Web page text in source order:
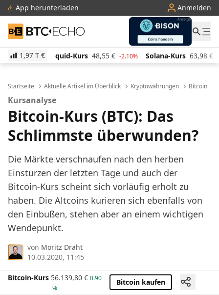
App herunterladen Anmelden
BTC-ECHO
1,97 T €
48,55 € -2.10% Solana-Kurs 63,98 € -0.20% TRON-Kurs
Startseite Aktuelle Artikel im Überblick Kryptowährungen Bitcoin
Kursanalyse
Bitcoin-Kurs (BTC): Das
Schlimmste überwunden?
Die Märkte verschnaufen nach den herben
Einstürzen der letzten Tage und auch der
Bitcoin-Kurs scheint sich vorläufig erholt zu
haben. Die Altcoins kurieren sich ebenfalls von
den Einbußen, stehen aber an einem wichtigen
Wendepunkt.
von Moritz Draht
10.03.2020, 11:45
Bitcoin-Kurs 56.139,80 € 0.90
%
Bitcoin kaufen